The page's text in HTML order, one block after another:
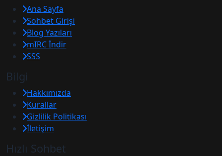
Ana Sayfa
Sohbet Girişi
Blog Yazıları
mIRC İndir
SSS
Bilgi
Hakkımızda
Kurallar
Gizlilik Politikası
İletişim
Hızlı Sohbet